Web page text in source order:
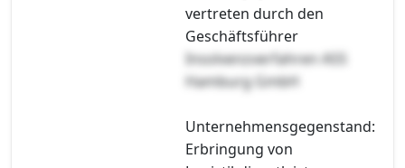
vertreten durch den
Geschäftsführer
Insolvenzverfahren ASS
Hamburg GmbH
Unternehmensgegenstand:
Erbringung von